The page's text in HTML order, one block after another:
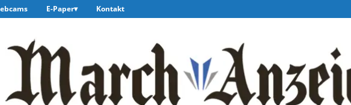
E-Paper Kontakt